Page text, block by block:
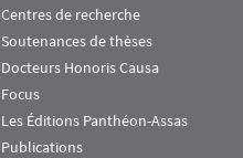
Centres de recherche
Soutenances de thèses
Docteurs Honoris Causa
Focus
Les Éditions Panthéon-Assas
Publications